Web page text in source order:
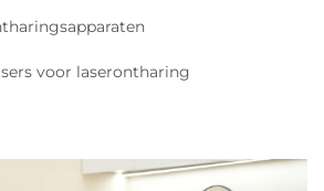
voor laserontharing